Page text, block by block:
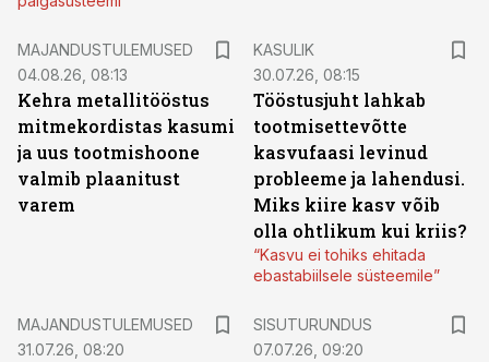
MAJANDUSTULEMUSED
04.08.26, 08:13
Kehra metallitööstus
mitmekordistas kasumi
ja uus tootmishoone
valmib plaanitust
varem
KASULIK
30.07.26, 08:15
Tööstusjuht lahkab
tootmisettevõtte
kasvufaasi levinud
probleeme ja lahendusi.
Miks kiire kasv võib
olla ohtlikum kui kriis?
“Kasvu ei tohiks ehitada
ebastabiilsele süsteemile”
MAJANDUSTULEMUSED
31.07.26, 08:20
SISUTURUNDUS
07.07.26, 09:20